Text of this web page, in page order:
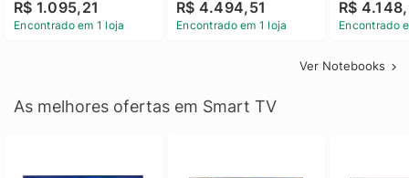
Linux 14 - 3002181
R$ 1.095,21
Encontrado em 1 loja
GTX 1650 4GB 15.6
FHD Linux - Preto
R$ 4.494,51
Encontrado em 1 loja
SSD Win
R$
Encontrado
Ver Notebooks
As melhores ofertas em Smart TV